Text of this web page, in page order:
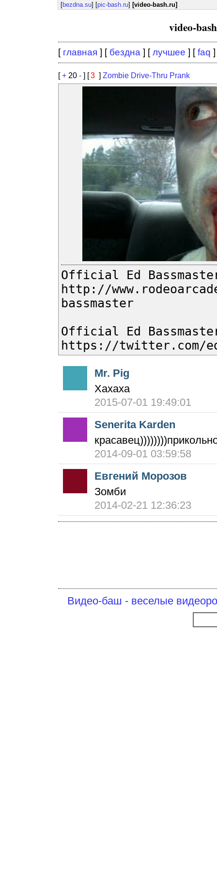
[bezdna.su] [pic-bash.ru] [video-bash.ru]
video-
[ главная ] [ бездна ] [лучшее ] [faq ]
[+ 20 - ] [3 ] Zombie Drive-Thru Prank
Official Ed
http://
bassmaster
Official Ed
https://twitter.com/
Mr. Pig
Хахаха
2015-07-01 19:49:01
Senerita Karden
2014-09-01 03:59:58
Евгений Морозов
Зомби
2014-02-21 12:36:23
Видео-баш - веселые